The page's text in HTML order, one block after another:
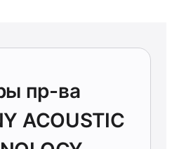
пр-ва
ACOUSTIC